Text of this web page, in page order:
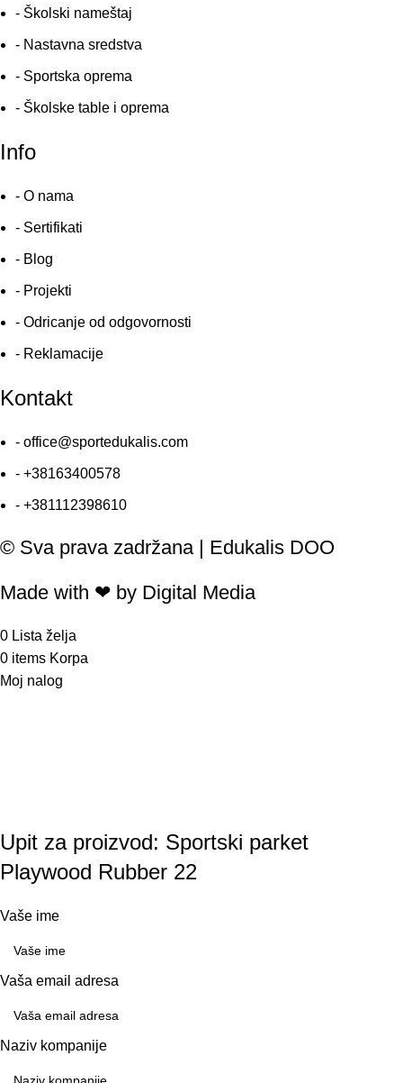
- Školski nameštaj
- Nastavna sredstva
- Sportska oprema
- Školske table i oprema
Info
- O nama
- Sertifikati
- Blog
- Projekti
- Odricanje od odgovornosti
- Reklamacije
Kontakt
- office@sportedukalis.com
- +38163400578
- +381112398610
© Sva prava zadržana | Edukalis DOO
Made with ❤ by Digital Media
0 Lista želja
0 items Korpa
Moj nalog
Upit za proizvod: Sportski parket
Playwood Rubber 22
Vaše ime
Vaša email adresa
Naziv kompanije